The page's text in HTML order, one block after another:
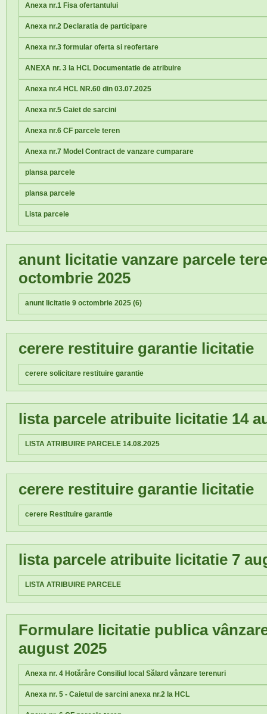
Anexa nr.1 Fisa ofertantului
Anexa nr.2 Declaratia de participare
Anexa nr.3 formular oferta si reofertare
ANEXA nr. 3 la HCL Documentatie de atribuire
Anexa nr.4 HCL NR.60 din 03.07.2025
Anexa nr.5 Caiet de sarcini
Anexa nr.6 CF parcele teren
Anexa nr.7 Model Contract de vanzare cumparare
plansa parcele
plansa parcele
Lista parcele
anunt licitatie vanzare parcele
octombrie 2025
anunt licitatie 9 octombrie 2025 (6)
cerere restituire garantie licitatie
cerere solicitare restituire garantie
lista parcele atribuite licitatie 14
LISTA ATRIBUIRE PARCELE 14.08.2025
cerere restituire garantie licitatie
cerere Restituire garantie
lista parcele atribuite licitatie 7
LISTA ATRIBUIRE PARCELE
Formulare licitatie publica
august 2025
Anexa nr. 4 Hotărâre Consiliul local Sălard vânzare terenuri
Anexa nr. 5 - Caietul de sarcini anexa nr.2 la HCL